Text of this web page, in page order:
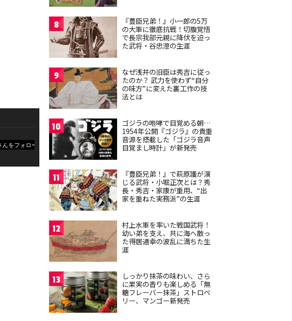
8
『豊臣兄弟！』小一郎の5万
の大軍に徹底抗戦！切腹覚悟
で長宗我部元親に降伏を迫っ
た武将・谷忠澄の生涯
9
なぜ浅井の旧臣は秀吉に従っ
たのか？ 武力を使わず“自分
の味方”に変えた裏工作の技
法とは
10
ゴジラの咆哮で目覚める朝…
1954年公開『ゴジラ』の貴重
音源を搭載した「ゴジラ音声
目覚まし時計」が新発売
11
『豊臣兄弟！』で萩原護が演
じる武将・小堀正次とは？秀
長・秀吉・家康が重用、“出
家を重ねた実務派”の生涯
12
村上水軍を率いた戦国武将！
幼い弟を支え、共に海へ散っ
た得居通幸の波乱に満ちた生
涯
13
しっかり抹茶の味わい、さら
に果実の香りも楽しめる「無
糖フレーバー抹茶」ストロベ
リー、マンゴー新発売